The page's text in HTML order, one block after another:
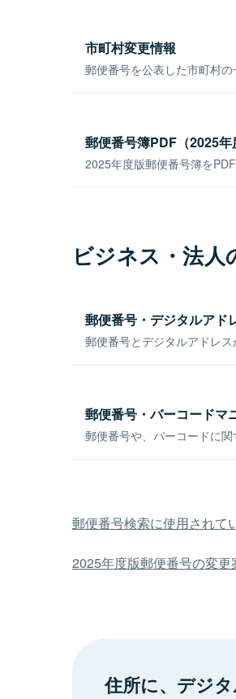
市町村変更情報
郵便番号を公表した市町村の
郵便番号簿PDF（2025年
2025年度版郵便番号簿を
ビジネス・法人
郵便番号・デジタルアド
郵便番号とデジタルアドレス
郵便番号・バーコードマ
郵便番号や、バーコードに関
郵便番号検索に使用されて
2025年度版郵便番号の変更
住所に、デジタ